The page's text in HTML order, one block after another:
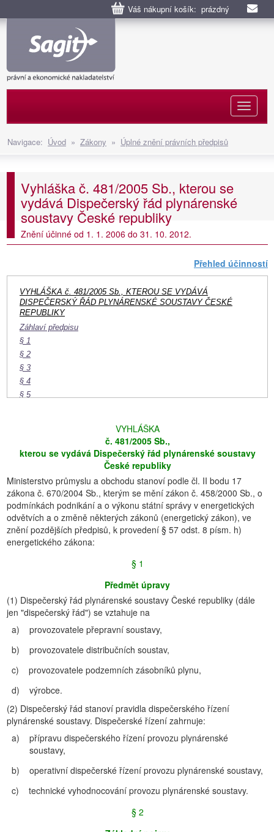
Váš nákupní košík: prázdný
Navigace: Úvod » Zákony » Úplné znění právních předpisů
Vyhláška č. 481/2005 Sb., kterou se
vydává Dispečerský řád plynárenské
soustavy České republiky
Znění účinné od 1. 1. 2006 do 31. 10. 2012.
Přehled účinností
VYHLÁŠKA č. 481/2005 Sb., KTEROU SE VYDÁVÁ
DISPEČERSKÝ ŘÁD PLYNÁRENSKÉ SOUSTAVY ČESKÉ
REPUBLIKY
Záhlaví předpisu
§ 1
§ 2
§ 3
§ 4
§ 5
VYHLÁŠKA
č. 481/2005 Sb.,
kterou se vydává Dispečerský řád plynárenské soustavy
České republiky
Ministerstvo průmyslu a obchodu stanoví podle čl. II bodu 17
zákona č. 670/2004 Sb., kterým se mění zákon č. 458/2000 Sb., o
podmínkách podnikání a o výkonu státní správy v energetických
odvětvích a o změně některých zákonů (energetický zákon), ve
znění pozdějších předpisů, k provedení § 57 odst. 8 písm. h)
energetického zákona:
§ 1
Předmět úpravy
(1) Dispečerský řád plynárenské soustavy České republiky (dále
jen "dispečerský řád") se vztahuje na
a)
provozovatele přepravní soustavy,
b)
provozovatele distribučních soustav,
c)
provozovatele podzemních zásobníků plynu,
d)
výrobce.
(2) Dispečerský řád stanoví pravidla dispečerského řízení
plynárenské soustavy. Dispečerské řízení zahrnuje:
a)
přípravu dispečerského řízení provozu plynárenské
soustavy,
b)
operativní dispečerské řízení provozu plynárenské soustavy,
c)
technické vyhodnocování provozu plynárenské soustavy.
§ 2